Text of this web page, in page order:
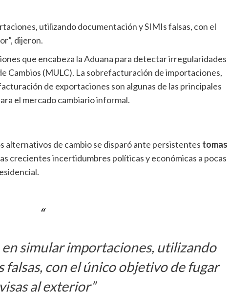
utilizando documentación y SIMIs falsas, con el
dijeron.
que encabeza la Aduana para detectar irregularidades
Cambios (MULC). La sobrefacturación de importaciones,
de exportaciones son algunas de las principales
el mercado cambiario informal.
alternativos de cambio se disparó ante persistentes tomas
crecientes incertidumbres políticas y económicas a pocas
en simular importaciones, utilizando
con el único objetivo de fugar
al exterior”